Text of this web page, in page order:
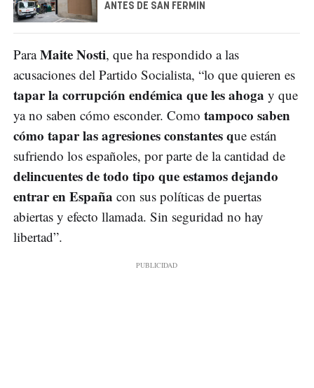
ANTES DE SAN FERMÍN
ParaMaite Nosti, que ha respondido a las
acusaciones del Partido Socialista, “lo que quieren es
tapar la corrupción endémica que les ahoga y que
ya no saben cómo esconder. Como tampoco saben
cómo tapar las agresiones constantes que están
sufriendo los españoles, por parte de la cantidad de
delincuentes de todo tipo que estamos dejando
entrar en España con sus políticas de puertas
abiertas y efecto llamada. Sin seguridad no hay
libertad”.